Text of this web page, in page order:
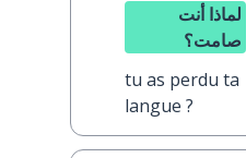
لماذا أنت
صامت؟
tu as perdu ta
langue ?